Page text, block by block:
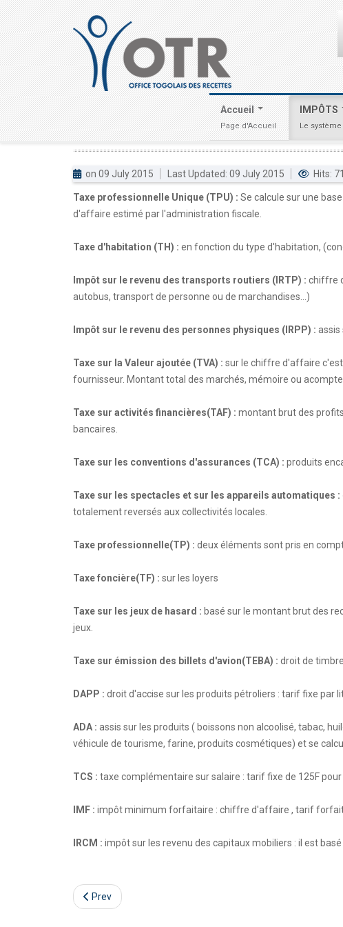
Accueil
Page d'Accueil
IMPÔTS
Le
BASE IMPOSABLE DES DIFFERENTS
on 09 July 2015 Last Updated: 09 July 2015 Hits:
Taxe professionnelle Unique (TPU) : Se calcule sur une
d'affaire estimé par l'administration fiscale.
Taxe d'habitation (TH) : en fonction du type d'habitation,
Impôt sur le revenu des transports routiers (IRTP) : chiffre
autobus, transport de personne ou de marchandises...)
Impôt sur le revenu des personnes physiques (IRPP) : assis
Taxe sur la Valeur ajoutée (TVA) : sur le chiffre d'affaire c'est
fournisseur. Montant total des marchés, mémoire ou
Taxe sur activités financières(TAF) : montant brut des
bancaires.
Taxe sur les conventions d'assurances (TCA) : produits
Taxe sur les spectacles et sur les appareils automatiques :
totalement reversés aux collectivités locales.
Taxe professionnelle(TP) : deux éléments sont pris en
Taxe foncière(TF) : sur les loyers
Taxe sur les jeux de hasard : basé sur le montant brut des
jeux.
Taxe sur émission des billets d'avion(TEBA) : droit de
DAPP : droit d'accise sur les produits pétroliers : tarif fixe par
ADA : assis sur les produits ( boissons non alcoolisé, tabac,
véhicule de tourisme, farine, produits cosmétiques) et se
TCS : taxe complémentaire sur salaire : tarif fixe de 125F
IMF : impôt minimum forfaitaire : chiffre d'affaire , tarif
IRCM : impôt sur les revenu des capitaux mobiliers : il est
Prev